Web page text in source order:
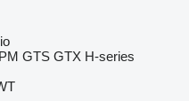
GTS GTX H-series